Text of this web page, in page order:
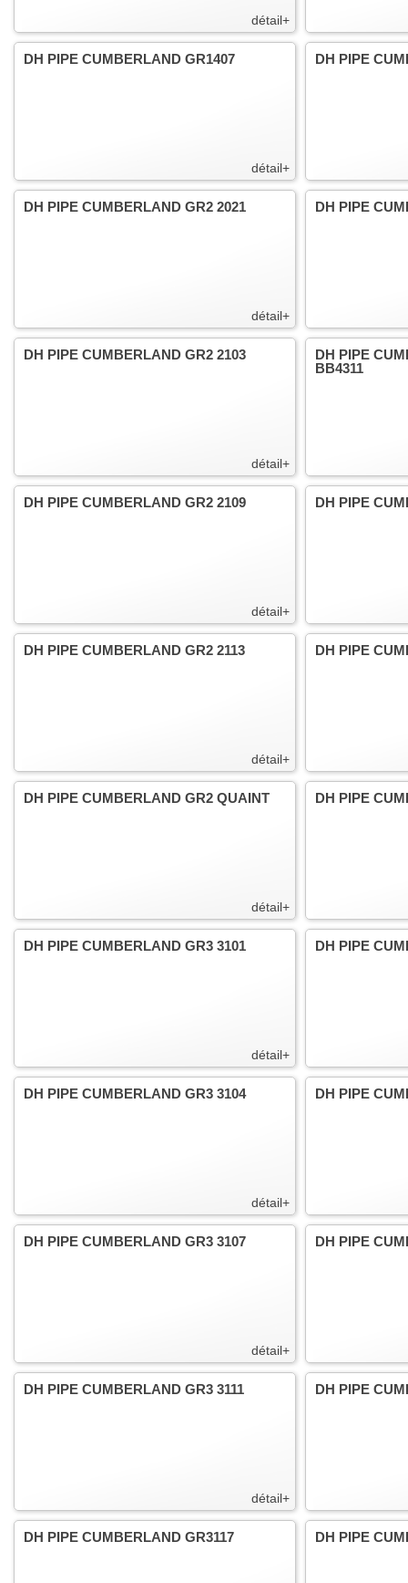
détail+
détail+
DH PIPE CUMBERLAND GR1407 DH PIPE
détail+
DH PIPE CUMBERLAND GR2 2021 DH PIPE
détail+
DH PIPE CUMBERLAND GR2 2103
DH PIPE
BB4311
détail+
DH PIPE CUMBERLAND GR2 2109 DH PIPE
détail+
DH PIPE CUMBERLAND GR2 2113 DH PIPE
détail+
DH PIPE CUMBERLAND GR2 QUAINT DH PIPE
détail+
DH PIPE CUMBERLAND GR3 3101 DH PIPE
détail+
DH PIPE CUMBERLAND GR3 3104 DH PIPE
détail+
DH PIPE CUMBERLAND GR3 3107 DH PIPE
détail+
DH PIPE CUMBERLAND GR3 3111 DH PIPE
DH PIPE CUMBERLAND GR3117 DH PIPE